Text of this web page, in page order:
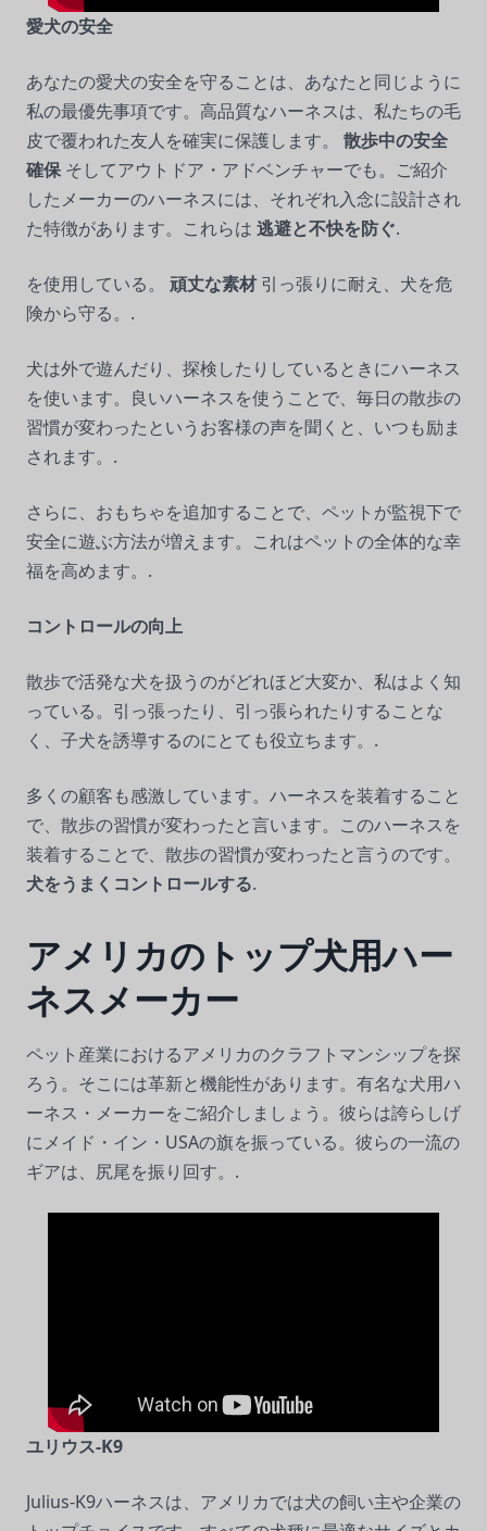
愛犬の安全
あなたの愛犬の安全を守ることは、あなたと同じように
私の最優先事項です。高品質なハーネスは、私たちの毛
皮で覆われた友人を確実に保護します。 散歩中の安全
確保 そしてアウトドア・アドベンチャーでも。ご紹介
したメーカーのハーネスには、それぞれ入念に設計され
た特徴があります。これらは 逃避と不快を防ぐ.
を使用している。 頑丈な素材 引っ張りに耐え、犬を危
険から守る。.
犬は外で遊んだり、探検したりしているときにハーネス
を使います。良いハーネスを使うことで、毎日の散歩の
習慣が変わったというお客様の声を聞くと、いつも励ま
されます。.
さらに、おもちゃを追加することで、ペットが監視下で
安全に遊ぶ方法が増えます。これはペットの全体的な幸
福を高めます。.
コントロールの向上
散歩で活発な犬を扱うのがどれほど大変か、私はよく知
っている。引っ張ったり、引っ張られたりすることな
く、子犬を誘導するのにとても役立ちます。.
多くの顧客も感激しています。ハーネスを装着すること
で、散歩の習慣が変わったと言います。このハーネスを
装着することで、散歩の習慣が変わったと言うのです。
犬をうまくコントロールする.
アメリカのトップ犬用ハー
ネスメーカー
ペット産業におけるアメリカのクラフトマンシップを探
ろう。そこには革新と機能性があります。有名な犬用ハ
ーネス・メーカーをご紹介しましょう。彼らは誇らしげ
にメイド・イン・USAの旗を振っている。彼らの一流の
ギアは、尻尾を振り回す。.
ユリウス-K9
Julius-K9ハーネスは、アメリカでは犬の飼い主や企業の